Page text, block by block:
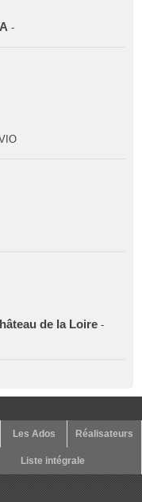
-
de la Loire -
Les Ados Réalisateurs
Liste intégrale